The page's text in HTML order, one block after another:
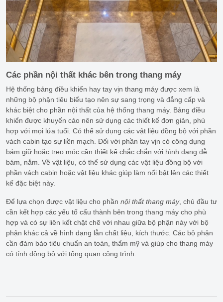
Các phần nội thất khác bên trong thang máy
Hệ thống bảng điều khiển hay tay vịn thang máy được xem là
những bộ phận tiêu biểu tạo nên sự sang trọng và đẳng cấp và
khác biệt cho phần nội thất của hệ thống thang máy. Bảng điều
khiển được khuyến cáo nên sử dụng các thiết kế đơn giản, phù
hợp với mọi lứa tuổi. Có thể sử dụng các vật liệu đồng bộ với phần
vách cabin tạo sự liền mạch. Đối với phần tay vịn có công dụng
bám giữ hoặc treo móc cần thiết kế chắc chắn với hình dạng dễ
bám, nắm. Về vật liệu, có thể sử dụng các vật liệu đồng bộ với
phần vách cabin hoặc vật liệu khác giúp làm nổi bật lên các thiết
kế đặc biệt này.
Để lựa chọn được vật liệu cho phần nội thất thang máy, chủ đầu tư
cần kết hợp các yếu tố cấu thành bên trong thang máy cho phù
hợp và có sự liên kết chặt chẽ với nhau giữa bộ phận này với bộ
phận khác cả về hình dạng lẫn chất liệu, kích thước. Các bộ phận
cần đảm bảo tiêu chuẩn an toàn, thẩm mỹ và giúp cho thang máy
có tính đồng bộ với tổng quan công trình.